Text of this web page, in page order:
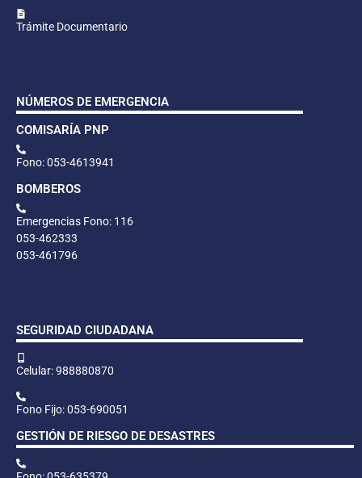
Trámite Documentario
NÚMEROS DE EMERGENCIA
COMISARÍA PNP
Fono: 053-4613941
BOMBEROS
Emergencias Fono: 116
053-462333
053-461796
SEGURIDAD CIUDADANA
Celular: 988880870
Fono Fijo: 053-690051
GESTIÓN DE RIESGO DE DESASTRES